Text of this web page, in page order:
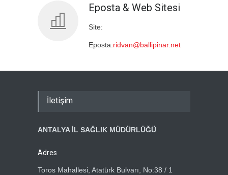
Eposta & Web Sitesi
Site:
Eposta:ridvan@ballipinar.net
İletişim
ANTALYA İL SAĞLIK MÜDÜRLÜĞÜ
Adres
Toros Mahallesi, Atatürk Bulvarı, No:38 / 1